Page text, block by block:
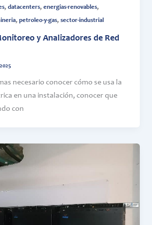
, datacenters, energias-renovables,
, petroleo-y-gas, sector-industrial
y Analizadores de Red
necesario conocer cómo se usa la
en una instalación, conocer que
con